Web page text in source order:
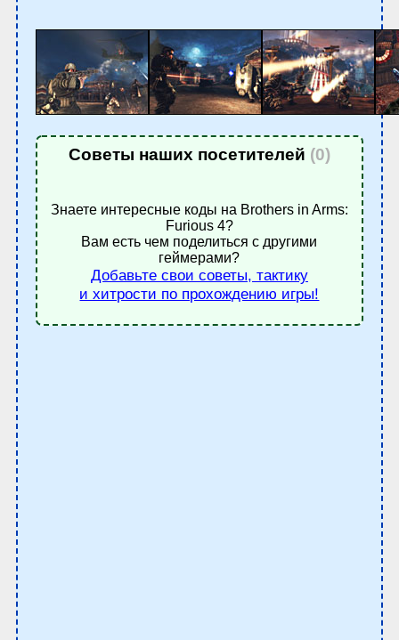
Советы наших посетителей (0)
Знаете интересные коды на Brothers in Arms:
Furious 4?
Вам есть чем поделиться с другими
геймерами?
Добавьте свои советы, тактику
и хитрости по прохождению игры!